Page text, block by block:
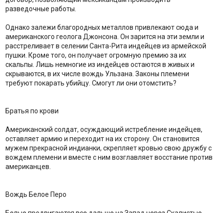
разведочные работы.
Однако залежи благородных металлов привлекают сюда и
американского геолога Джонсона. Он зарится на эти земли и
расстреливает в селении Санта-Рита индейцев из армейской
пушки. Кроме того, он получает огромную премию за их
скальпы. Лишь немногие из индейцев остаются в живых и
скрываются, в их числе вождь Ульзана. Законы племени
требуют покарать убийцу. Смогут ли они отомстить?
Братья по крови
Американский солдат, осуждающий истребление индейцев,
оставляет армию и переходит на их сторону. Он становится
мужем прекрасной индианки, скрепляет кровью свою дружбу с
вождем племени и вместе с ним возглавляет восстание против
американцев.
Вождь Белое Перо